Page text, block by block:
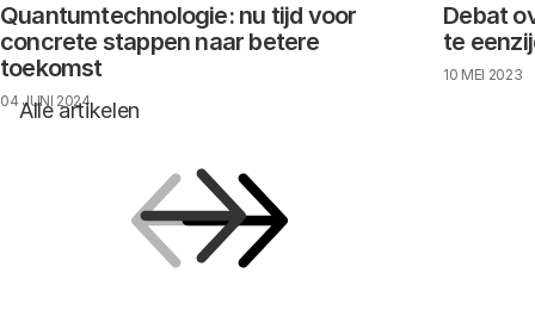
Alle artikelen
Quantumtechnologie: nu tijd voor
concrete stappen naar betere
toekomst
04 JUNI 2024
Debat
te
10 MEI 2023